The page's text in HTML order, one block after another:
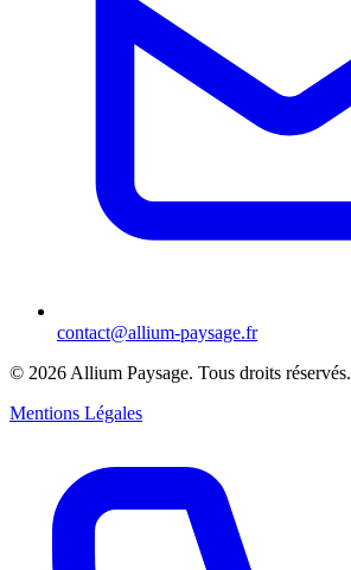
contact@allium-paysage.fr
© 2026 Allium Paysage. Tous droits réservés.
Mentions Légales